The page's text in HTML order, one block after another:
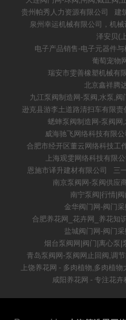
贵州帕秀人力资源有限公司
建
泉州幸运机械有限公司，机
泽安贝(
电子产品销售-电子元器件
葡萄宠物
瑞安市雯善橡塑机械有
北京鑫祥腾
九江泵阀制造网-泵阀,水泵,
逊克县游李土道路清扫车有限责
蟋蟀泵阀制造网-泵阀网
威海驰飞网络科技有限
合肥市经开区董云网络科技工
上海观雯网络科技有限公
恩施市译升建材有限公司
三
南京泵阀网-泵阀供应
南宁泵阀|行情|
金华阀门网-阀门
合肥养花网_花卉网_养花知
盐城阀门网-阀门
烟台泵阀网|阀门|离心泵|
青岛泵阀网-泵阀网止回阀,调
上饶养花网 - 多肉植物,多肉植
咸阳养花网 - 专注花